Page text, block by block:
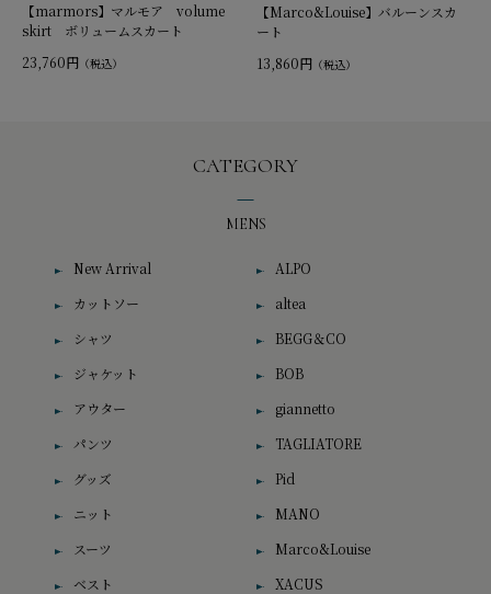
【marmors】マルモア volume
skirt ボリュームスカート
23,760円 （税込）
【Marco&Louise】バルーンスカ
ート
13,860円 （税込）
CATEGORY
MENS
New Arrival
カットソー
シャツ
ジャケット
アウター
パンツ
グッズ
ニット
スーツ
ベスト
ALPO
altea
BEGG＆CO
BOB
giannetto
TAGLIATORE
Pid
MANO
Marco&Louise
XACUS